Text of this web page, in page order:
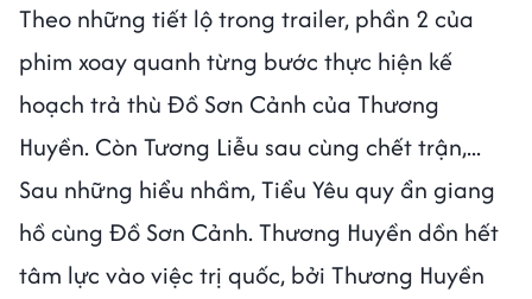
Theo những tiết lộ trong trailer, phần 2 của
phim xoay quanh từng bước thực hiện kế
hoạch trả thù Đồ Sơn Cảnh của Thương
Huyền. Còn Tương Liễu sau cùng chết trận,...
Sau những hiểu nhầm, Tiểu Yêu quy ẩn giang
hồ cùng Đồ Sơn Cảnh. Thương Huyền dồn hết
tâm lực vào việc trị quốc, bởi Thương Huyền